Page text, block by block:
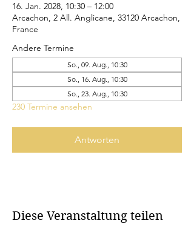
16. Jan. 2028, 10:30 – 12:00
Arcachon, 2 All. Anglicane, 33120 Arcachon,
France
Andere Termine
So., 09. Aug., 10:30
So., 16. Aug., 10:30
So., 23. Aug., 10:30
230 Termine ansehen
Antworten
Diese Veranstaltung teilen